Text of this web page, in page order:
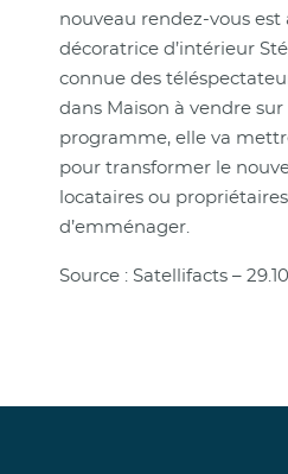
nouveau rendez-vous est
décoratrice d’intérieur
connue des
dans Maison à vendre sur
programme, elle va
pour transformer le
locataires ou
d’emménager.
Source : Satellifacts –